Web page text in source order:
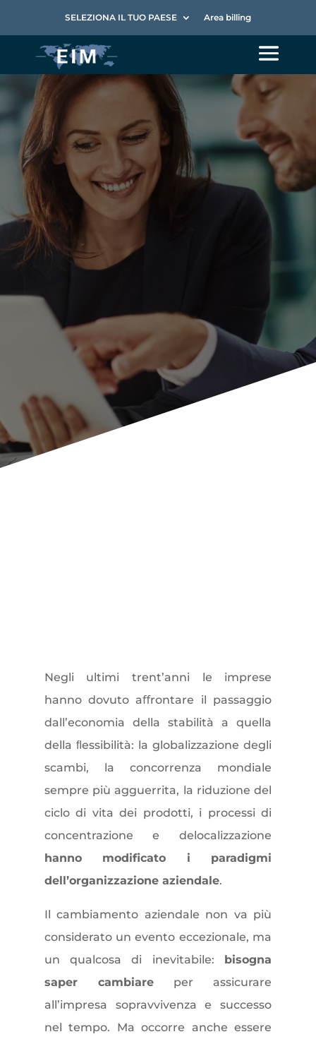
SELEZIONA IL TUO PAESE Area billing
Negli ultimi trent’anni le imprese
hanno dovuto aﬀrontare il passaggio
dall’economia della stabilità a quella
della ﬂessibilità: la globalizzazione degli
scambi, la concorrenza mondiale
sempre più agguerrita, la riduzione del
ciclo di vita dei prodotti, i processi di
concentrazione e delocalizzazione
hanno modificato i paradigmi
dell’organizzazione aziendale.
Il cambiamento aziendale non va più
considerato un evento eccezionale, ma
un qualcosa di inevitabile:
bisogna
saper cambiareper assicurare
all’impresa sopravvivenza e successo
nel tempo. Ma occorre anche essere